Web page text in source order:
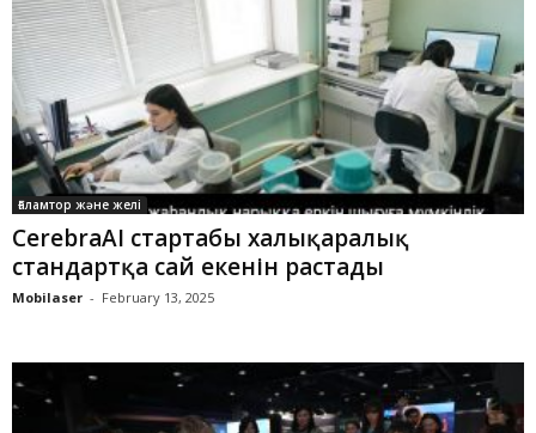
Ғаламтор және желі
CerebraAI стартабы халықаралық
стандартқа сай екенін растады
Mobilaser - February 13, 2025